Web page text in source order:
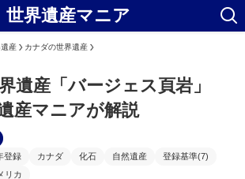
世界遺産マニア
産 カナダの世界遺産
遺産「バージェス頁岩」
産マニアが解説
登録 カナダ 化石 自然遺産
登録基準(7)
リカ